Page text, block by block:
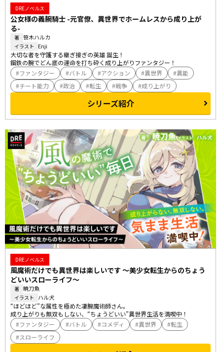
DREノベルス
公女様の義腕騎士 -元官僚、異世界でホームレスから成り上が
る-
著 笹木ハルカ
イラスト Enji
大切な者を守護する継ぎ接ぎの英雄 誕生！
鋼鉄の腕でどん底の運命を打ち砕く成り上がりファンタジー！
ファンタジー
バトル アクション 異世界
異能
チート能力
政治 転生 戦争 成り上がり
シリーズ紹介
DREノベルス
風魔術だけでも異世界は楽しいです ～美少女転生からのちょう
どいいスローライフ～
著 暁刀魚
イラスト ハル犬
“ほどほど”な属性を極めた凄腕魔術師さん。
成り上がりも無双もしない、“ちょうどいい”異世界生活を満喫中！
ファンタジー
バトル コメディ 異世界
転生
スローライフ